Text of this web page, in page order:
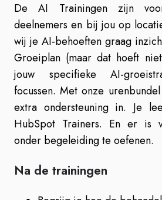
De AI Trainingen zijn
deelnemers en bij jou op
wij je AI-behoeften graag
Groeiplan (maar dat hoeft
jouw specifieke AI-
focussen. Met onze
extra ondersteuning in. Je
HubSpot Trainers. En er is
onder begeleiding te oefenen.
Na de trainingen